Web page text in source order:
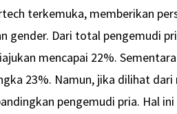
terkemuka, memberikan
gender. Dari total pengemudi
mencapai 22%.
23%. Namun, jika dilihat
pengemudi pria. Hal